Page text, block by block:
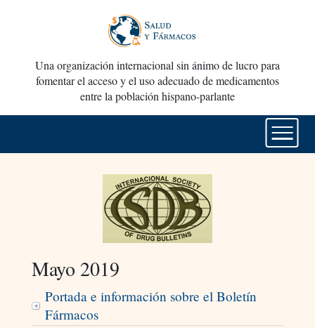
Una organización internacional sin ánimo de lucro para
fomentar el acceso y el uso adecuado de medicamentos
entre la población hispano-parlante
Mayo 2019
Portada e información sobre el Boletín
Fármacos